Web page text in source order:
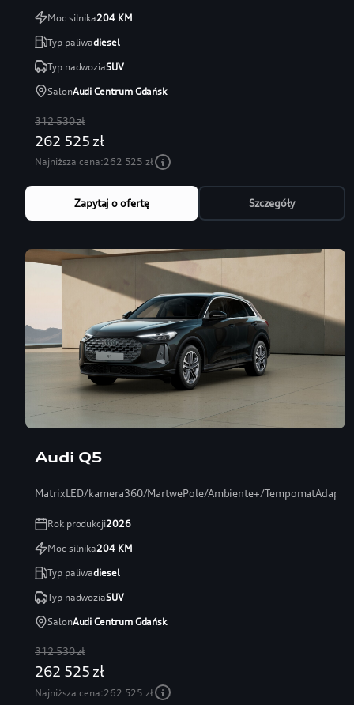
Moc silnika204KM
Typ paliwadiesel
Typ nadwoziaSUV
SalonAudi Centrum Gdańsk
312 530 zł
262 525 zł
Najniższa cena:262 525 zł
Zapytaj o ofertę Szczegóły
Audi Q5
MatrixLED/kamera360/MartwePole/Ambiente+/
Rok produkcji2026
Moc silnika204KM
Typ paliwadiesel
Typ nadwoziaSUV
SalonAudi Centrum Gdańsk
312 530 zł
262 525 zł
Najniższa cena:262 525 zł